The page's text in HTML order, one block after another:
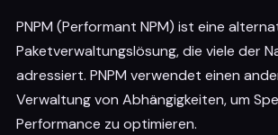
PNPM (Performant NPM) ist eine
Paketverwaltungslösung, die viele der
adressiert. PNPM verwendet einen
Verwaltung von Abhängigkeiten, um
Performance zu optimieren.